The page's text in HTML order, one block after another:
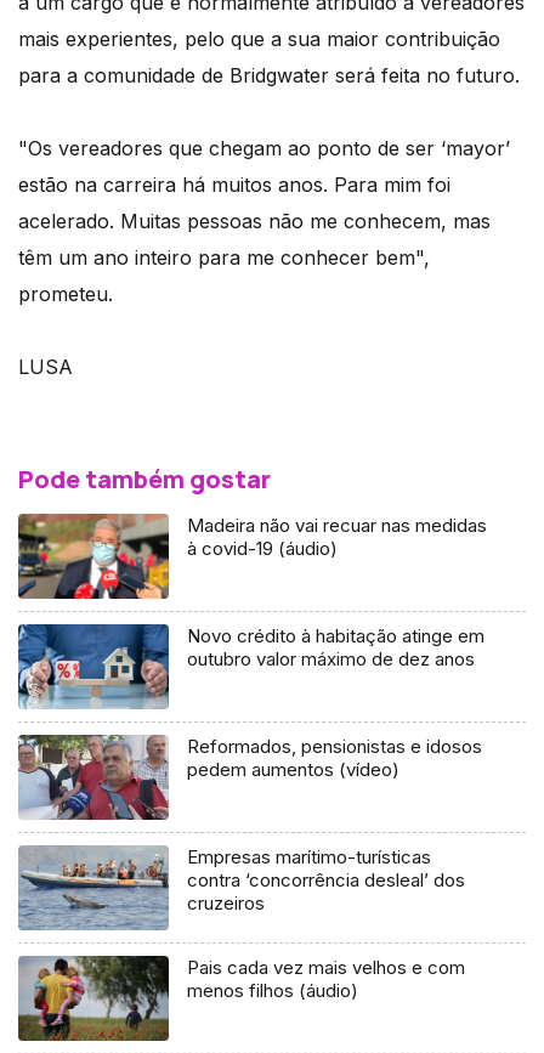
mais experientes, pelo que a sua maior contribuição
para a comunidade de Bridgwater será feita no futuro.
"Os vereadores que chegam ao ponto de ser ‘mayor’
estão na carreira há muitos anos. Para mim foi
acelerado. Muitas pessoas não me conhecem, mas
têm um ano inteiro para me conhecer bem",
prometeu.
LUSA
Pode também gostar
Madeira não vai recuar nas medidas
à covid-19 (áudio)
Novo crédito à habitação atinge em
outubro valor máximo de dez anos
Reformados, pensionistas e idosos
pedem aumentos (vídeo)
Empresas marítimo-turísticas
contra ‘concorrência desleal’ dos
cruzeiros
Pais cada vez mais velhos e com
menos filhos (áudio)